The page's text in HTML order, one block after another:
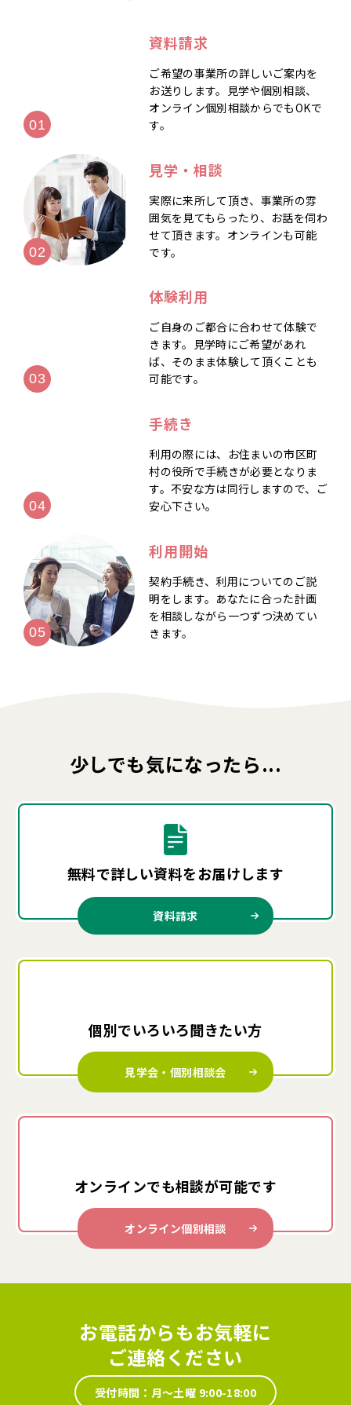
資料請求
ご希望の事業所の詳しいご案内を
お送りします。見学や個別相談、
オンライン個別相談からでもOKで
す。
見学・相談
実際に来所して頂き、事業所の雰
囲気を見てもらったり、お話を伺わ
せて頂きます。オンラインも可能
です。
体験利用
ご自身のご都合に合わせて体験で
きます。見学時にご希望があれ
ば、そのまま体験して頂くことも
可能です。
手続き
利用の際には、お住まいの市区町
村の役所で手続きが必要となりま
す。不安な方は同行しますので、ご
安心下さい。
利用開始
契約手続き、利用についてのご説
明をします。あなたに合った計画
を相談しながら一つずつ決めてい
きます。
少しでも気になったら...
無料で詳しい資料をお届けします
資料請求
個別でいろいろ聞きたい方
見学会・個別相談会
オンラインでも相談が可能です
オンライン個別相談
お電話からもお気軽に
ご連絡ください
受付時間：月～土曜 9:00-18:00